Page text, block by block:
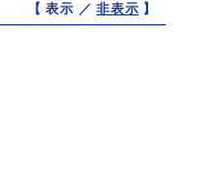
【 表示 ／非表示 】